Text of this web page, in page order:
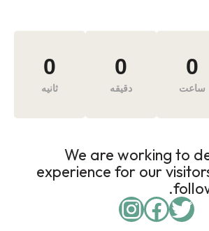
0
ساعت
0
دقیقه
0
ثانیه
We are working to
experience for our